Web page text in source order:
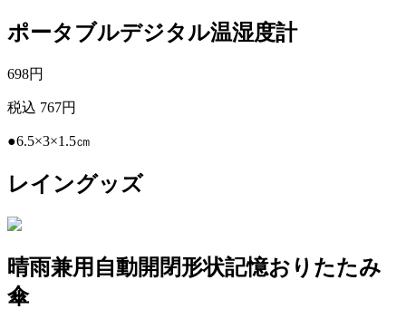
ポータブルデジタル温湿度計
698円
税込 767円
●6.5×3×1.5㎝
レイングッズ
晴雨兼用自動開閉形状記憶おりたたみ
傘